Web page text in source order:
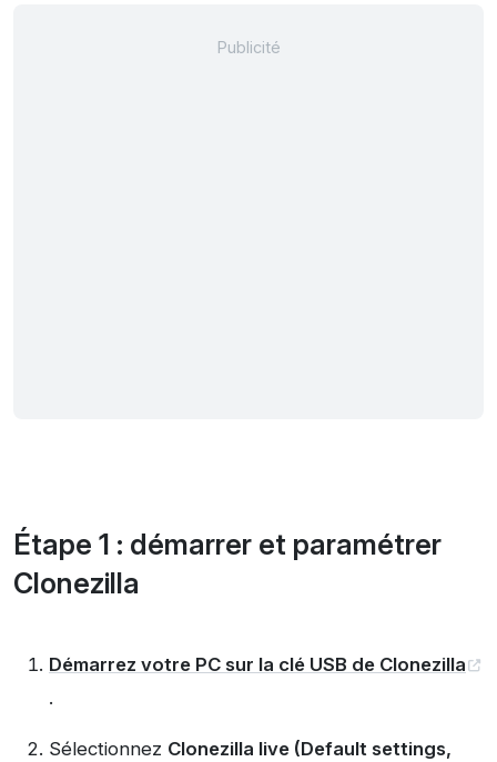
Étape 1 : démarrer et paramétrer
Clonezilla
Démarrez votre PC sur la clé USB de Clonezilla
.
Sélectionnez Clonezilla live (Default settings,